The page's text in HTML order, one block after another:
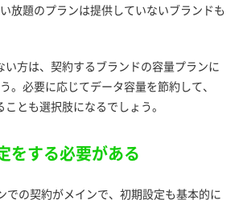
放題のプランは提供していないブランドも
い方は、契約するブランドの容量プランに
。必要に応じてデータ容量を節約して、
とも選択肢になるでしょう。
をする必要がある
での契約がメインで、初期設定も基本的に